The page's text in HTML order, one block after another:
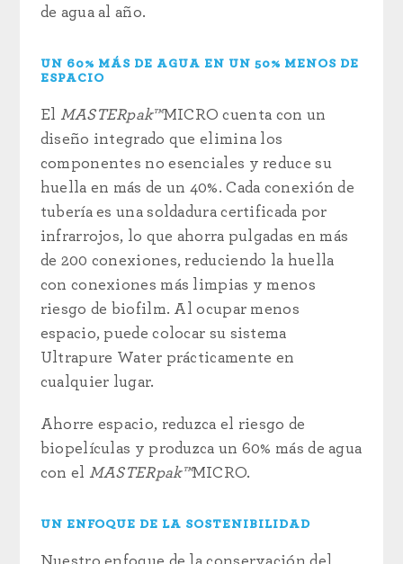
de agua al año.
UN 60% MÁS DE AGUA EN UN 50% MENOS DE
ESPACIO
El MASTERpak™MICRO cuenta con un
diseño integrado que elimina los
componentes no esenciales y reduce su
huella en más de un 40%. Cada conexión de
tubería es una soldadura certificada por
infrarrojos, lo que ahorra pulgadas en más
de 200 conexiones, reduciendo la huella
con conexiones más limpias y menos
riesgo de biofilm. Al ocupar menos
espacio, puede colocar su sistema
Ultrapure Water prácticamente en
cualquier lugar.
Ahorre espacio, reduzca el riesgo de
biopelículas y produzca un 60% más de agua
con el MASTERpak™MICRO.
UN ENFOQUE DE LA SOSTENIBILIDAD